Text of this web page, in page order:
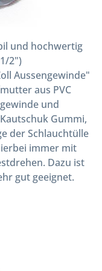
und hochwertig
2")
Aussengewinde"
aus PVC
und
Gummi,
der Schlauchtülle
immer mit
Dazu ist
gut geeignet.